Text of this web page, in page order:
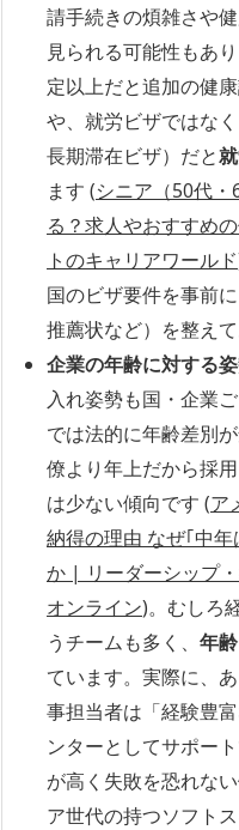
請手続きの煩雑さや
見られる可能性もあ
定以上だと追加の健
や、就労ビザではな
長期滞在ビザ）だと
ます (シニア（50代
る？求人やおすすめ
トのキャリアワールド
国のビザ要件を事前
推薦状など）を整え
企業の年齢に対する
入れ姿勢も国・企業
では法的に年齢差別
僚より年上だから採
は少ない傾向です (ア
納得の理由 なぜ｢中
か | リーダーシップ
オンライン)。むしろ
うチームも多く、 年
ています。実際に、
事担当者は「経験豊
ンターとしてサポー
が高く失敗を恐れな
ア世代の持つソフト